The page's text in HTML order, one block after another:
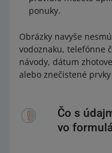
ponuky.
Obrázky navyše
vodoznaku, telefónne
návody, dátum
alebo znečistené
Čo s
vo